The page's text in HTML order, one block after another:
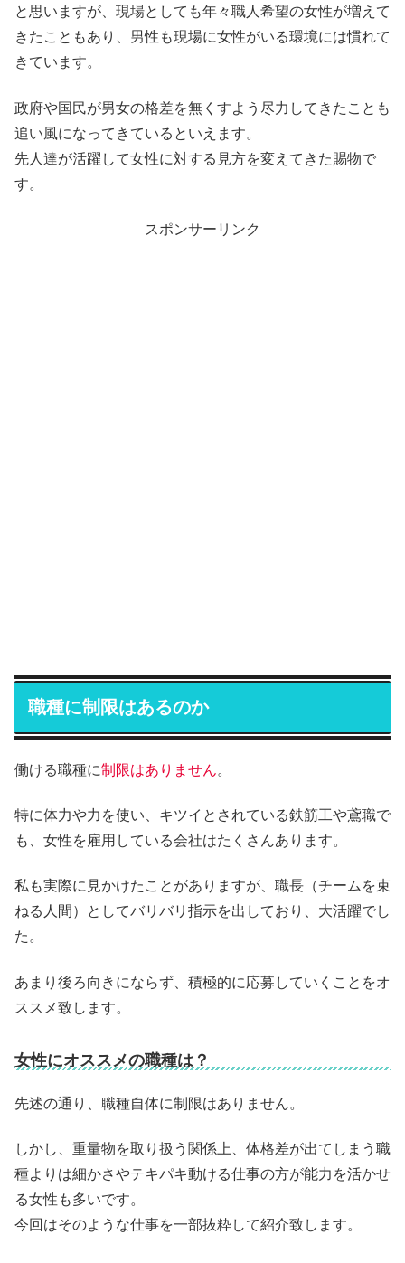
と思いますが、現場としても年々職人希望の女性が増えて
きたこともあり、男性も現場に女性がいる環境には慣れて
きています。
政府や国民が男女の格差を無くすよう尽力してきたことも
追い風になってきているといえます。
先人達が活躍して女性に対する見方を変えてきた賜物で
す。
スポンサーリンク
職種に制限はあるのか
働ける職種に制限はありません。
特に体力や力を使い、キツイとされている鉄筋工や鳶職で
も、女性を雇用している会社はたくさんあります。
私も実際に見かけたことがありますが、職長（チームを束
ねる人間）としてバリバリ指示を出しており、大活躍でし
た。
あまり後ろ向きにならず、積極的に応募していくことをオ
ススメ致します。
女性にオススメの職種は？
先述の通り、職種自体に制限はありません。
しかし、重量物を取り扱う関係上、体格差が出てしまう職
種よりは細かさやテキパキ動ける仕事の方が能力を活かせ
る女性も多いです。
今回はそのような仕事を一部抜粋して紹介致します。